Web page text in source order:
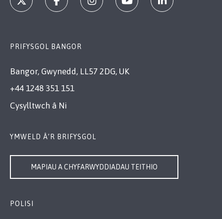
PRIFYSGOL BANGOR
Bangor, Gwynedd, LL57 2DG, UK
+44 1248 351 151
Cysylltwch â Ni
YMWELD Â’R BRIFYSGOL
MAPIAU A CHYFARWYDDIADAU TEITHIO
POLISI